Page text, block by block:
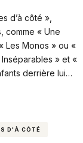
d’à côté »,
comme « Une
Les Monos » ou «
» et «
derrière lui…
D'À CÔTÉ